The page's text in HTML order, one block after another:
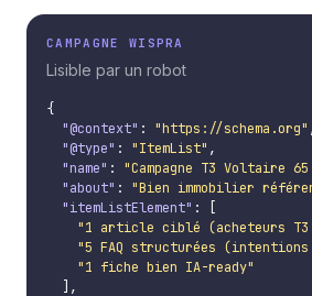
CAMPAGNE WISPRA
Lisible par un robot
{
"@context" : "https://schema.org"
"@type" : "ItemList" ,
"name" : "Campagne T3 Voltaire 65
"about" : "Bien immobilier
"itemListElement" : [
"1 article ciblé (acheteurs T3
"5 FAQ structurées (intentions
"1 fiche bien IA-ready"